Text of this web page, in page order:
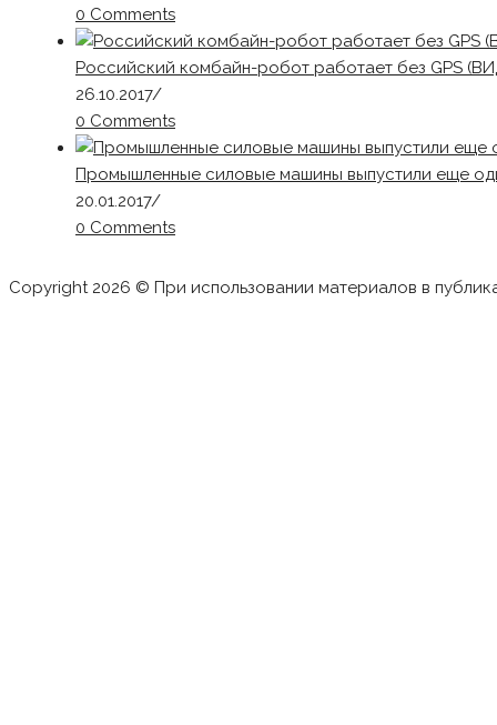
0 Comments
Российский комбайн-робот работает без GPS
26.10.2017/
0 Comments
Промышленные силовые машины выпустили еще
20.01.2017/
0 Comments
Copyright 2026 © При использовании материалов в